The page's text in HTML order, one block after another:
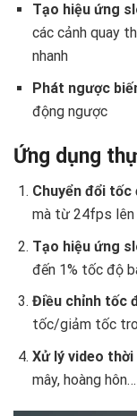
Tạo hiệu ứng
các cảnh quay
nhanh
Phát ngược
động ngược
Ứng dụng
Chuyển đổi tốc
mà từ 24fps
Tạo hiệu ứng
đến 1% tốc độ
Điều chỉnh tốc
tốc/giảm tốc
Xử lý video
mây, hoàng hôn…